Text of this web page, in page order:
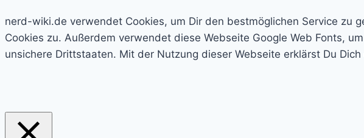
nerd-wiki.de verwendet Cookies, um Dir den bestmöglichen Service zu
Cookies zu. Außerdem verwendet diese Webseite Google Web Fonts,
unsichere Drittstaaten. Mit der Nutzung dieser Webseite erklärst Du